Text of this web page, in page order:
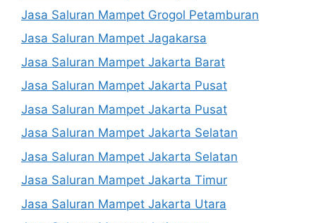
Jasa Saluran Mampet Grogol Petamburan
Jasa Saluran Mampet Jagakarsa
Jasa Saluran Mampet Jakarta Barat
Jasa Saluran Mampet Jakarta Pusat
Jasa Saluran Mampet Jakarta Pusat
Jasa Saluran Mampet Jakarta Selatan
Jasa Saluran Mampet Jakarta Selatan
Jasa Saluran Mampet Jakarta Timur
Jasa Saluran Mampet Jakarta Utara